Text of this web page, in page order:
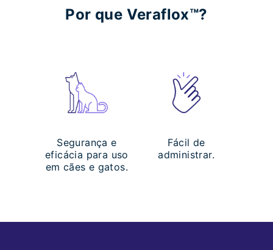
Por que Veraflox™️?
Segurança e
eficácia para uso
em cães e gatos.
Fácil de
administrar.